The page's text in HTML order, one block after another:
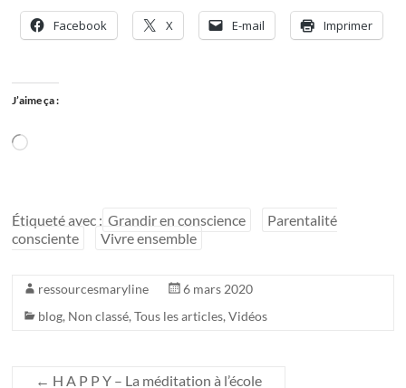
Facebook X E-mail Imprimer
J’aime ça :
Chargement…
Étiqueté avec : Grandir en conscience
Parentalité
consciente
Vivre ensemble
ressourcesmaryline
6 mars 2020
blog, Non classé,Tous les articles,Vidéos
← H A P P Y – La méditation à l’école